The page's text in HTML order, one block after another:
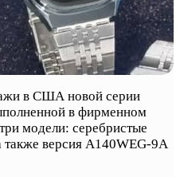
в США новой серии
в фирменном
модели: серебристые
версия A140WEG-9A